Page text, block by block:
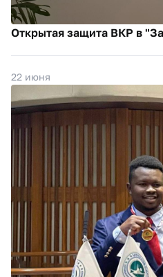
Открытая защита ВКР в
22 июня